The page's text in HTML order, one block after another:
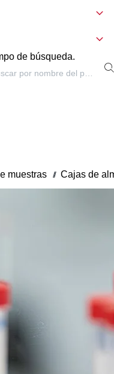
de búsqueda.
muestras /// Cajas de